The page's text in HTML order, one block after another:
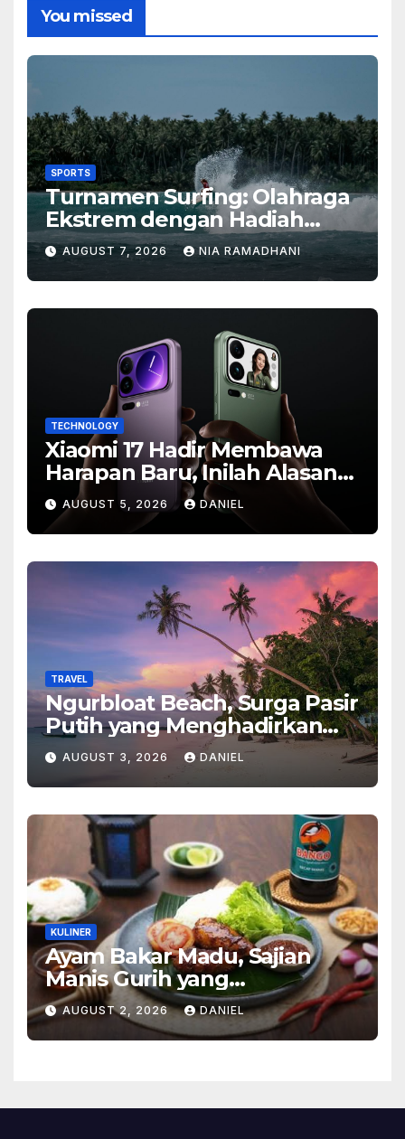
You missed
SPORTS
Turnamen Surfing: Olahraga
Ekstrem dengan Hadiah
Besar
AUGUST 7, 2026 NIA RAMADHANI
TECHNOLOGY
Xiaomi 17 Hadir Membawa
Harapan Baru, Inilah Alasan
Banyak Orang Menantikan
Ponsel Flagship Ini
AUGUST 5, 2026 DANIEL
TRAVEL
Ngurbloat Beach, Surga Pasir
Putih yang Menghadirkan
Ketenangan dan Pesona
Alam Tak Terlupakan
AUGUST 3, 2026 DANIEL
KULINER
Ayam Bakar Madu, Sajian
Manis Gurih yang
Menghangatkan Suasana
Makan
AUGUST 2, 2026 DANIEL